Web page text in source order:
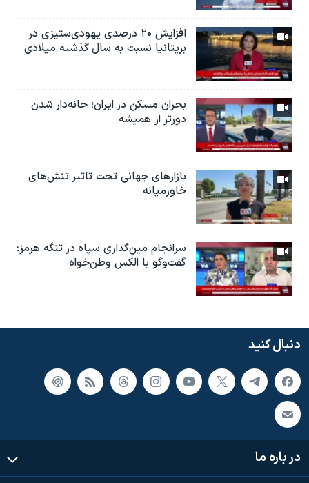
افزایش ۲۰ درصدی یهودی‌ستیزی در
بریتانیا نسبت به سال گذشته میلادی
بحران مسکن در ایران؛ خانه‌دار شدن
دورتر از همیشه
بازارهای جهانی تحت تاثیر تنش‌های
خاورمیانه
سرانجام مین‌گذاری‌ سپاه در تنگه هرمز؛
گفت‌وگو با الکس وطن‌خواه
دنبال کنید
در باره ما